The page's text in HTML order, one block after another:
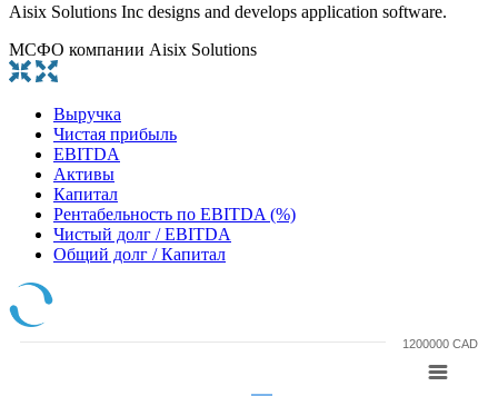
Aisix Solutions Inc designs and develops application software.
МСФО компании Aisix Solutions
Выручка
Чистая прибыль
EBITDA
Активы
Капитал
Рентабельность по EBITDA (%)
Чистый долг / EBITDA
Общий долг / Капитал
1200000 CAD